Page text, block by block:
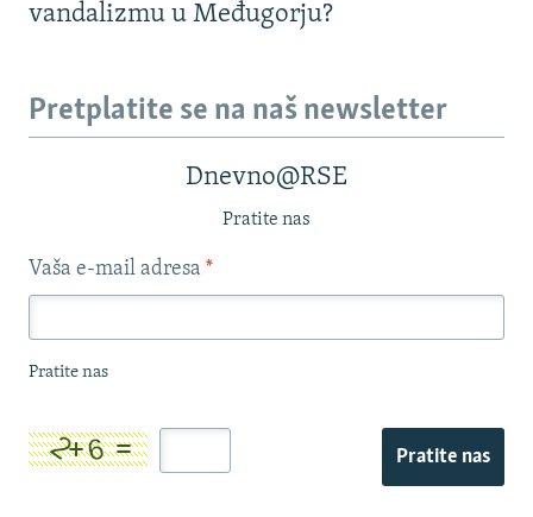
vandalizmu u Međugorju?
Pretplatite se na naš newsletter
Dnevno@RSE
Pratite nas
Vaša e-mail adresa *
Pratite nas
Pratite nas